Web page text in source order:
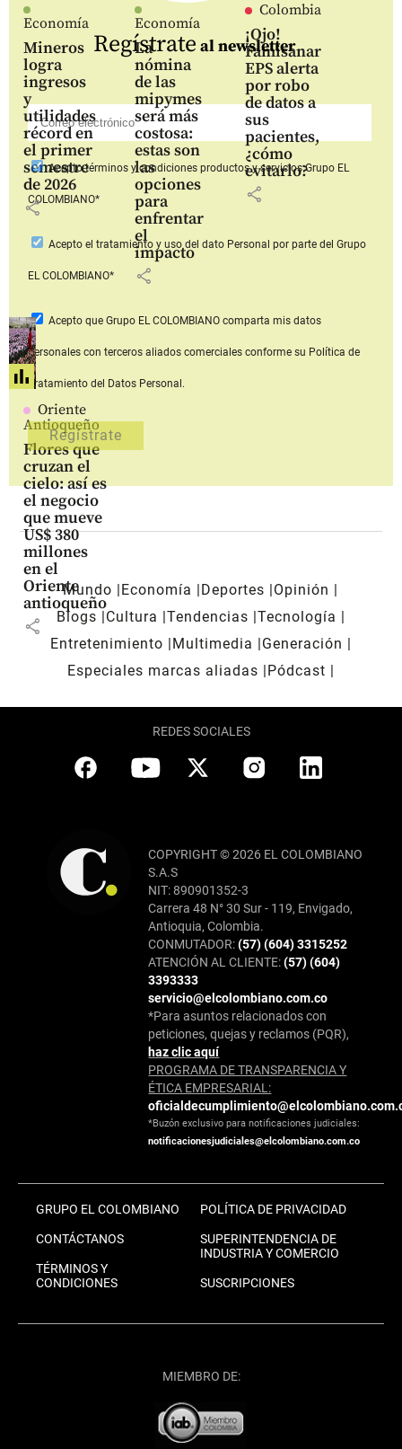
Economía
Mineros
logra
ingresos
y
utilidades
récord en
el primer
semestre
de 2026
share
Economía
La
nómina
de las
mipymes
será más
costosa:
estas son
las
opciones
para
enfrentar
el
impacto
share
Colombia
¡Ojo!
Famisanar
EPS alerta
por robo
de datos a
sus
pacientes,
¿cómo
evitarlo?
share
Oriente
Antioqueño
Flores que
cruzan el
cielo: así es
el negocio
que mueve
US$ 380
millones
en el
Oriente
antioqueño
share
Regístrate al newsletter
Aceptotérminos y condiciones productos y serviciosGrupo EL
COLOMBIANO*
Acepto el tratamiento y uso del dato Personal por parte del Grupo
EL COLOMBIANO*
Acepto que Grupo EL COLOMBIANOcomparta mis datos
personales con terceros aliados comerciales conforme su Política de
Tratamiento del Datos Personal.
Mundo Economía Deportes
Opinión
Blogs
Cultura Tendencias Tecnología
Entretenimiento
Multimedia
Generación
Especiales marcas aliadas
Pódcast
REDES SOCIALES
COPYRIGHT © 2026 EL COLOMBIANO
S.A.S
NIT: 890901352-3
Carrera 48 N° 30 Sur - 119, Envigado,
Antioquia, Colombia.
CONMUTADOR:(57) (604) 3315252
ATENCIÓN AL CLIENTE:(57) (604)
3393333
servicio@elcolombiano.com.co
*Para asuntos relacionados con
peticiones, quejas y reclamos (PQR),
haz clic aquí
PROGRAMA DE TRANSPARENCIA Y
ÉTICA EMPRESARIAL:
*Buzón exclusivo para notificaciones judiciales:
notificacionesjudiciales@elcolombiano.com.co
GRUPO EL COLOMBIANO
CONTÁCTANOS
TÉRMINOS Y
CONDICIONES
POLÍTICA DE PRIVACIDAD
SUPERINTENDENCIA DE
INDUSTRIA Y COMERCIO
SUSCRIPCIONES
MIEMBRO DE: